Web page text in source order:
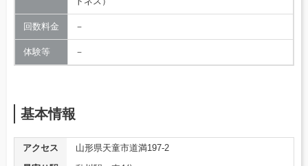
回数料金 －
体験等 －
基本情報
アクセス
山形県天童市道満197-2